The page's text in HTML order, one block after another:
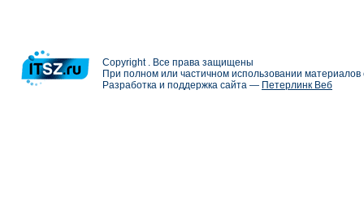
Copyright . Все права защищены
При полном или частичном использовании
Разработка и поддержка сайта — Петерлинк Веб